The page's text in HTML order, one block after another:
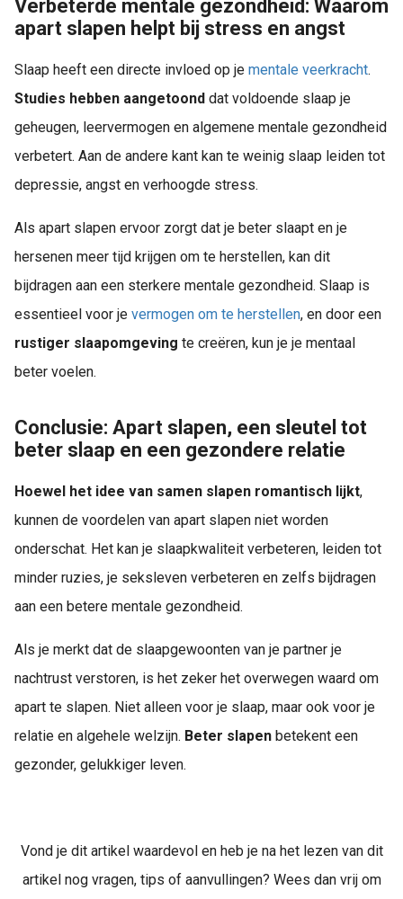
Verbeterde mentale gezondheid: Waarom
apart slapen helpt bij stress en angst
Slaap heeft een directe invloed op je mentale veerkracht.
Studies hebben aangetoond dat voldoende slaap je
geheugen, leervermogen en algemene mentale gezondheid
verbetert. Aan de andere kant kan te weinig slaap leiden tot
depressie, angst en verhoogde stress.
Als apart slapen ervoor zorgt dat je beter slaapt en je
hersenen meer tijd krijgen om te herstellen, kan dit
bijdragen aan een sterkere mentale gezondheid. Slaap is
essentieel voor je vermogen om te herstellen, en door een
rustiger slaapomgeving te creëren, kun je je mentaal
beter voelen.
Conclusie: Apart slapen, een sleutel tot
beter slaap en een gezondere relatie
Hoewel het idee van samen slapen romantisch lijkt,
kunnen de voordelen van apart slapen niet worden
onderschat. Het kan je slaapkwaliteit verbeteren, leiden tot
minder ruzies, je seksleven verbeteren en zelfs bijdragen
aan een betere mentale gezondheid.
Als je merkt dat de slaapgewoonten van je partner je
nachtrust verstoren, is het zeker het overwegen waard om
apart te slapen. Niet alleen voor je slaap, maar ook voor je
relatie en algehele welzijn. Beter slapen betekent een
gezonder, gelukkiger leven.
Vond je dit artikel waardevol en heb je na het lezen van dit
artikel nog vragen, tips of aanvullingen? Wees dan vrij om